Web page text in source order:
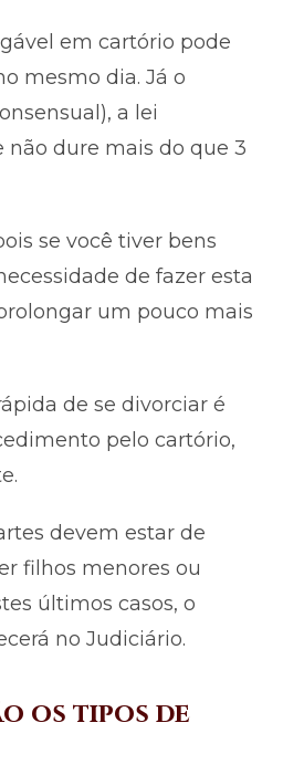
em cartório pode
mesmo dia. Já o
a lei
dure mais do que 3
se você tiver bens
de fazer esta
um pouco mais
de se divorciar é
pelo cartório,
devem estar de
filhos menores ou
últimos casos, o
no Judiciário.
os tipos de